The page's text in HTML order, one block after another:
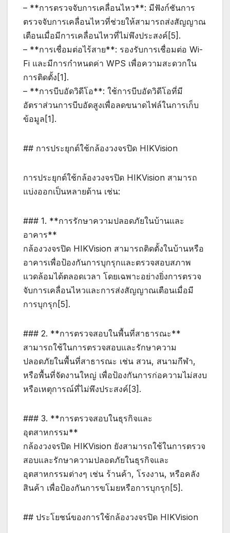
– **การตรวจจับการเคลื่อนไหว**: มีฟังก์ชันการ
ตรวจจับการเคลื่อนไหวที่ช่วยให้สามารถส่งสัญญาณ
เตือนเมื่อมีการเคลื่อนไหวที่ไม่พึงประสงค์[5].
– **การเชื่อมต่อไร้สาย**: รองรับการเชื่อมต่อ Wi-
Fi และมีการกำหนดค่า WPS เพื่อความสะดวกใน
การติดตั้ง[1].
– **การบีบอัดวิดีโอ**: ใช้การบีบอัดวิดีโอที่มี
อัตราส่วนการบีบอัดสูงเพื่อลดขนาดไฟล์ในการเก็บ
ข้อมูล[1].
## การประยุกต์ใช้กล้องวงจรปิด HIKVision
การประยุกต์ใช้กล้องวงจรปิด HIKVision สามารถ
แบ่งออกเป็นหลายด้าน เช่น:
### 1. **การรักษาความปลอดภัยในบ้านและ
อาคาร**
กล้องวงจรปิด HIKVision สามารถติดตั้งในบ้านหรือ
อาคารเพื่อป้องกันการบุกรุกและตรวจสอบสภาพ
แวดล้อมได้ตลอดเวลา โดยเฉพาะอย่างยิ่งการตรวจ
จับการเคลื่อนไหวและการส่งสัญญาณเตือนเมื่อมี
การบุกรุก[5].
### 2. **การตรวจสอบในพื้นที่สาธารณะ**
สามารถใช้ในการตรวจสอบและรักษาความ
ปลอดภัยในพื้นที่สาธารณะ เช่น สวน, สนามกีฬา,
หรือพื้นที่จัดงานใหญ่ เพื่อป้องกันการก่อความไม่สงบ
หรือเหตุการณ์ที่ไม่พึงประสงค์[3].
### 3. **การตรวจสอบในธุรกิจและ
อุตสาหกรรม**
กล้องวงจรปิด HIKVision ยังสามารถใช้ในการตรวจ
สอบและรักษาความปลอดภัยในธุรกิจและ
อุตสาหกรรมต่างๆ เช่น ร้านค้า, โรงงาน, หรือคลัง
สินค้า เพื่อป้องกันการขโมยหรือการบุกรุก[5].
## ประโยชน์ของการใช้กล้องวงจรปิด HIKVision